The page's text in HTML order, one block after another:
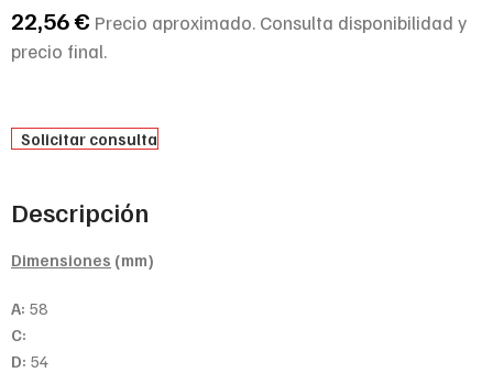
22,56€ Precio aproximado. Consulta disponibilidad y
precio final.
Solicitar consulta
Descripción
Dimensiones (mm)
A: 58
C:
D: 54